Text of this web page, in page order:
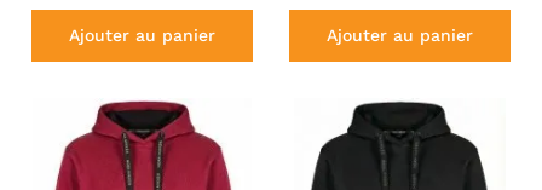
Ajouter au panier Ajouter au panier